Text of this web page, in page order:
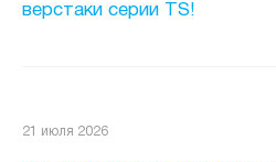
верстаки серии TS!
21 июля 2026